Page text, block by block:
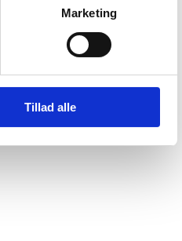
Marketing
Tillad alle